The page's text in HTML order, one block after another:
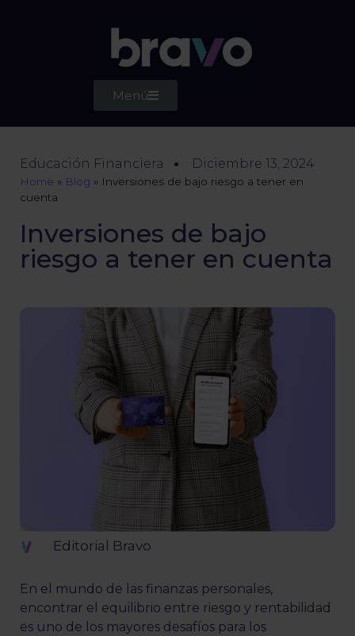
Menú
Educación Financiera Diciembre 13, 2024
Home » Blog » Inversiones de bajo riesgo a tener en
cuenta
Inversiones de bajo
riesgo a tener en cuenta
Editorial Bravo
En el mundo de las finanzas personales,
encontrar el equilibrio entre riesgo y rentabilidad
es uno de los mayores desafíos para los